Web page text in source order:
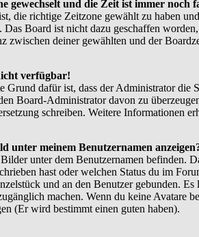
gewechselt und die Zeit ist immer noch
die richtige Zeitzone gewählt zu haben
Das Board ist nicht dazu geschaffen
zwischen deiner gewählten und der
verfügbar!
Grund dafür ist, dass der Administrator die
Board-Administrator davon zu
schreiben. Weitere Informationen
unter meinem Benutzernamen
unter dem Benutzernamen befinden.
hast oder welchen Status du im
und an den Benutzer gebunden.
machen. Wenn du keine Avatare
(Er wird bestimmt einen guten haben).